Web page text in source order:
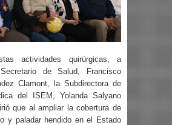
actividades quirúrgicas, a
de Salud, Francisco
Clamont, la Subdirectora de
del ISEM, Yolanda Salyano
que al ampliar la cobertura de
y paladar hendido en el Estado